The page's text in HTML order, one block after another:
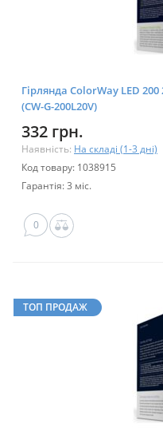
Гірлянда ColorWay LED
(CW-G-200L20V)
332 грн.
Наявність: На складі (1-3 дні)
Код товару: 1038915
Гарантія: 3 міс.
0
ТОП ПРОДАЖ